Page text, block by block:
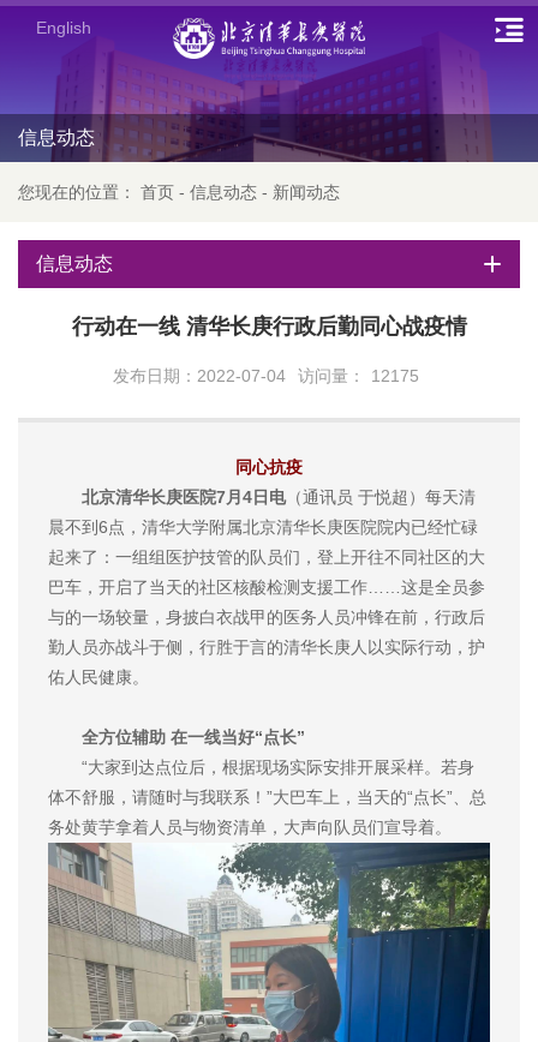
English
信息动态
您现在的位置： 首页 - 信息动态 - 新闻动态
信息动态
行动在一线 清华长庚行政后勤同心战疫情
发布日期：2022-07-04 访问量： 12175
同心抗疫
北京清华长庚医院7月4日电（通讯员 于悦超）每天清
晨不到6点，清华大学附属北京清华长庚医院院内已经忙碌
起来了：一组组医护技管的队员们，登上开往不同社区的大
巴车，开启了当天的社区核酸检测支援工作……这是全员参
与的一场较量，身披白衣战甲的医务人员冲锋在前，行政后
勤人员亦战斗于侧，行胜于言的清华长庚人以实际行动，护
佑人民健康。
全方位辅助 在一线当好“点长”
“大家到达点位后，根据现场实际安排开展采样。若身
体不舒服，请随时与我联系！”大巴车上，当天的“点长”、总
务处黄芋拿着人员与物资清单，大声向队员们宣导着。